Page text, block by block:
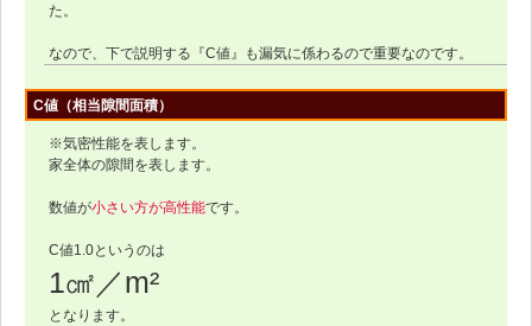
た。
なので、下で説明する『C値』も漏気に係わるので重要なのです。
C値（相当隙間面積）
※気密性能を表します。
家全体の隙間を表します。
数値が小さい方が高性能です。
C値1.0というのは
1㎠／m²
となります。